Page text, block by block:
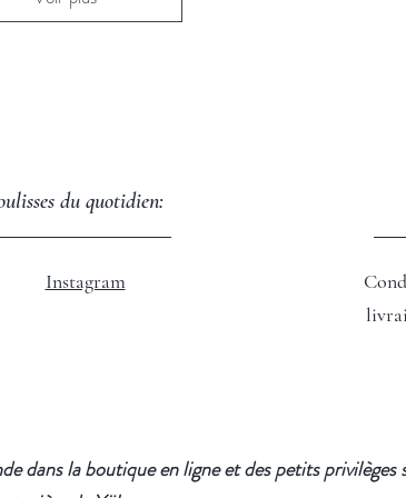
du quotidien:
Instagram
dans la boutique en ligne et des petits privilèges